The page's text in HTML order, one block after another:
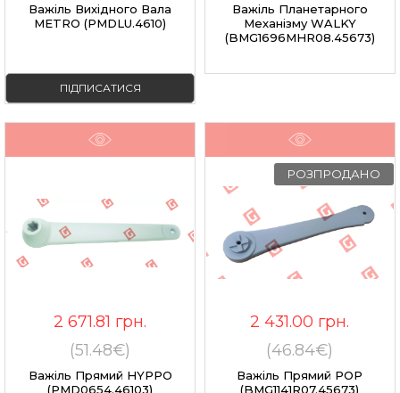
Важіль Вихідного Вала
METRO (PMDLU.4610)
ПІДПИСАТИСЯ
Важіль Планетарного
Механізму WALKY
(BMG1696MHR08.45673)
2 671.81 грн.
(51.48€)
Важіль Прямий HYPPO
(PMD0654.46103)
РОЗПРОДАНО
2 431.00 грн.
(46.84€)
Важіль Прямий POP
(BMG1141R07.45673)